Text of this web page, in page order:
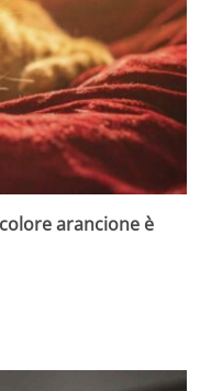
arancione è